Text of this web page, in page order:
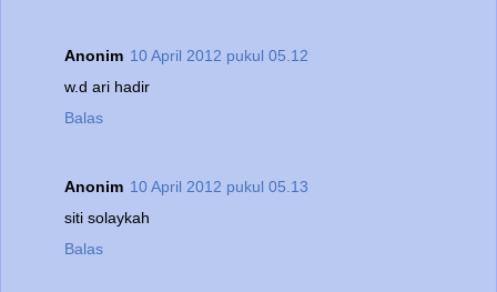
Anonim 10 April 2012 pukul 05.12
w.d ari hadir
Balas
Anonim 10 April 2012 pukul 05.13
siti solaykah
Balas